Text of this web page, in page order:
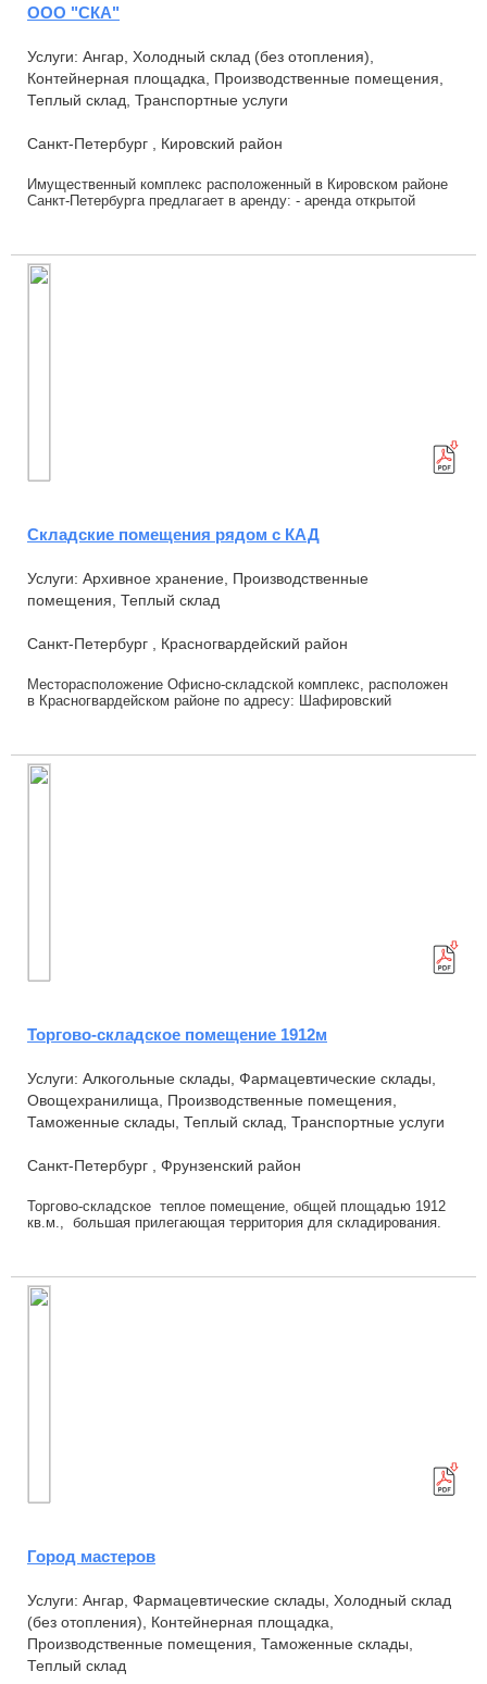
ООО "СКА"
Услуги: Ангар, Холодный склад (без отопления),
Контейнерная площадка, Производственные помещения,
Теплый склад, Транспортные услуги
Санкт-Петербург , Кировский район
Имущественный комплекс расположенный в Кировском районе
Санкт-Петербурга предлагает в аренду: - аренда открытой
Cкладские помещения рядом с КАД
Услуги: Архивное хранение, Производственные
помещения, Теплый склад
Санкт-Петербург , Красногвардейский район
Месторасположение Офисно-складской комплекс, расположен
в Красногвардейском районе по адресу: Шафировский
Торгово-складское помещение 1912м
Услуги: Алкогольные склады, Фармацевтические склады,
Овощехранилища, Производственные помещения,
Таможенные склады, Теплый склад, Транспортные услуги
Санкт-Петербург , Фрунзенский район
Торгово-складское теплое помещение, общей площадью 1912
кв.м., большая прилегающая территория для складирования.
Город мастеров
Услуги: Ангар, Фармацевтические склады, Холодный склад
(без отопления), Контейнерная площадка,
Производственные помещения, Таможенные склады,
Теплый склад